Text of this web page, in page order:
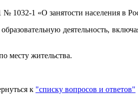
1032-1 «О занятости населения в
деятельность,
месту жительства.
к "списку вопросов и ответов"